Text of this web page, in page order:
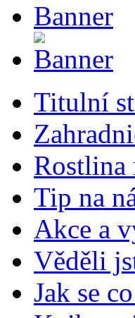
Titulní
Rostlina
Tip na
Akce a
Věděli
Jak se